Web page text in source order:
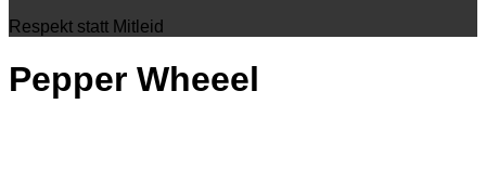
Respekt statt Mitleid
Pepper Wheeel